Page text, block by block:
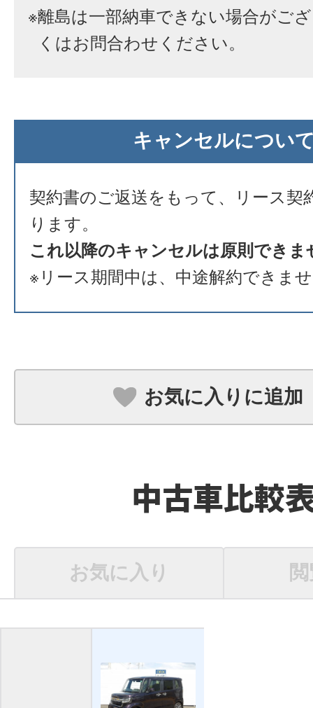
※離島は一部納車できない場合がご
くはお問合わせください。
キャンセルについ
契約書のご返送をもって、リース契
ります。
これ以降のキャンセルは原則できま
※リース期間中は、中途解約できま
お気に入りに追加
中古車比較
お気に入り